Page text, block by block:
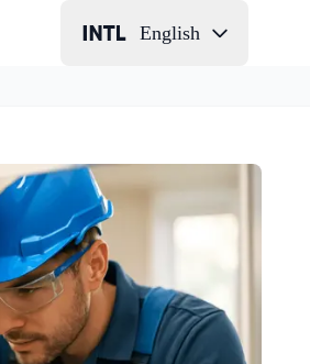
English